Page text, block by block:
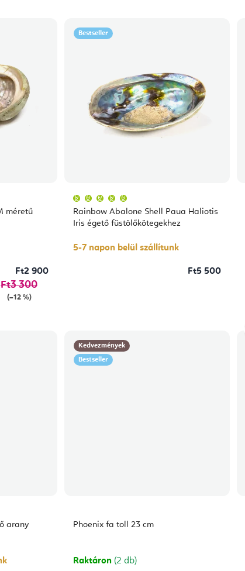
méretű
Ft2 900
Ft3 300
(–12 %)
Bestseller
Rainbow Abalone Shell Paua Haliotis
Iris égető füstölőkötegekhez
átlagos
értékelése
5-
csillag.
5-7 napon belül szállítunk
Ft5 500
arany
Kedvezmények
Bestseller
Phoenix fa toll 23 cm
Raktáron (2 db)